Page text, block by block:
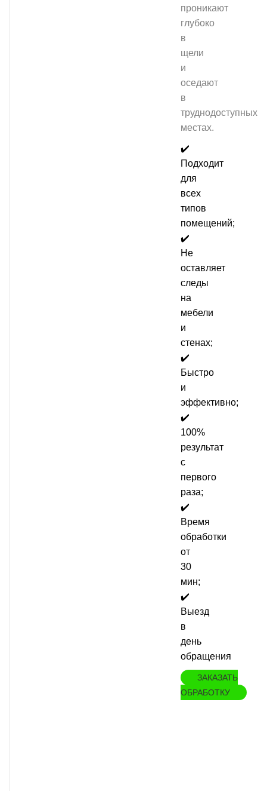
проникают
глубоко
в
щели
и
оседают
в
труднодоступных
местах.
✔️
Подходит
для
всех
типов
помещений;
✔️
Не
оставляет
следы
на
мебели
и
стенах;
✔️
Быстро
и
эффективно;
✔️
100%
результат
с
первого
раза;
✔️
Время
обработки
от
30
мин;
✔️
Выезд
в
день
обращения
ЗАКАЗАТЬ
ОБРАБОТКУ